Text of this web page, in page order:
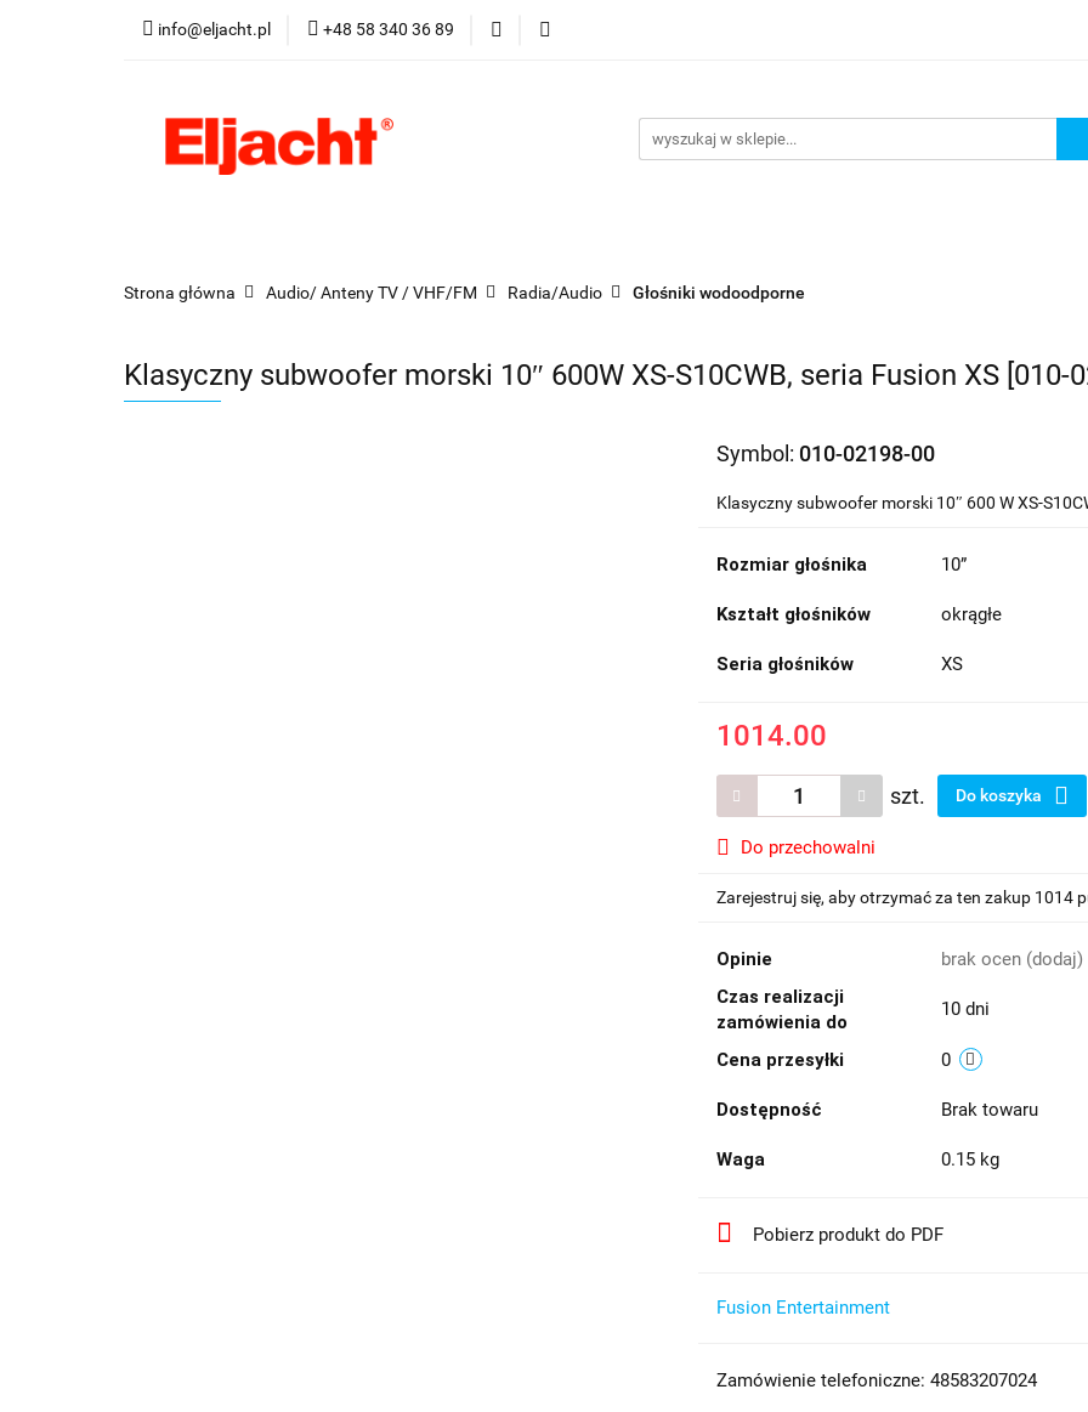
info@eljacht.pl +48 58 340 36 89
Kategorie Promocje
Strona główna Audio/ Anteny TV / VHF/FM Radia/Audio Głośniki wodoodporne
Klasyczny subwoofer morski 10″ 600W XS-S10CWB, seria Fusion XS [010-
Symbol: 010-02198-00
Klasyczny subwoofer morski 10″ 600 W XS-
Rozmiar głośnika 10”
Kształt głośników okrągłe
Seria głośników XS
1014.00
szt. Do koszyka
Do przechowalni
Zarejestruj się, aby otrzymać za ten zakup 1014
Opinie brak ocen (dodaj)
Czas realizacji
zamówienia do
10 dni
Cena przesyłki 0
Dostępność Brak towaru
Waga 0.15 kg
Pobierz produkt do PDF
Fusion Entertainment
Zamówienie telefoniczne: 48583207024